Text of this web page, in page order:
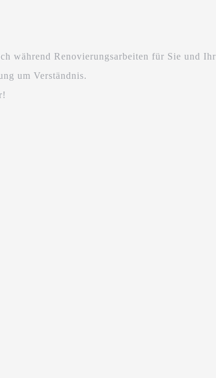
während Renovierungsarbeiten für Sie und Ihr
um Verständnis.